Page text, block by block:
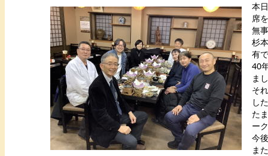
本
席
無
杉
有
40
ま
そ
し
た
ー
今
ま